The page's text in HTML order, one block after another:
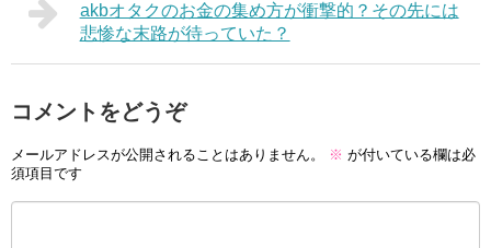
akbオタクのお金の集め方が衝撃的？その先には
悲惨な末路が待っていた？
コメントをどうぞ
メールアドレスが公開されることはありません。 ※ が付いている欄は必
須項目です